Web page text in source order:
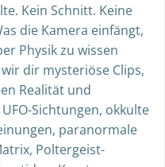
Kein Schnitt. Keine
die Kamera einfängt,
Physik zu wissen
dir mysteriöse Clips,
Realität und
Sichtungen, okkulte
paranormale
Poltergeist-